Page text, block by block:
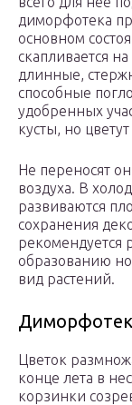
диморфотека
основном
скапливается
длинные,
способные
удобренных
кусты, но цветут
Не переносят
воздуха. В
развиваются
сохранения
рекомендуется
образованию
вид растений.
Цветок
конце лета в
корзинки